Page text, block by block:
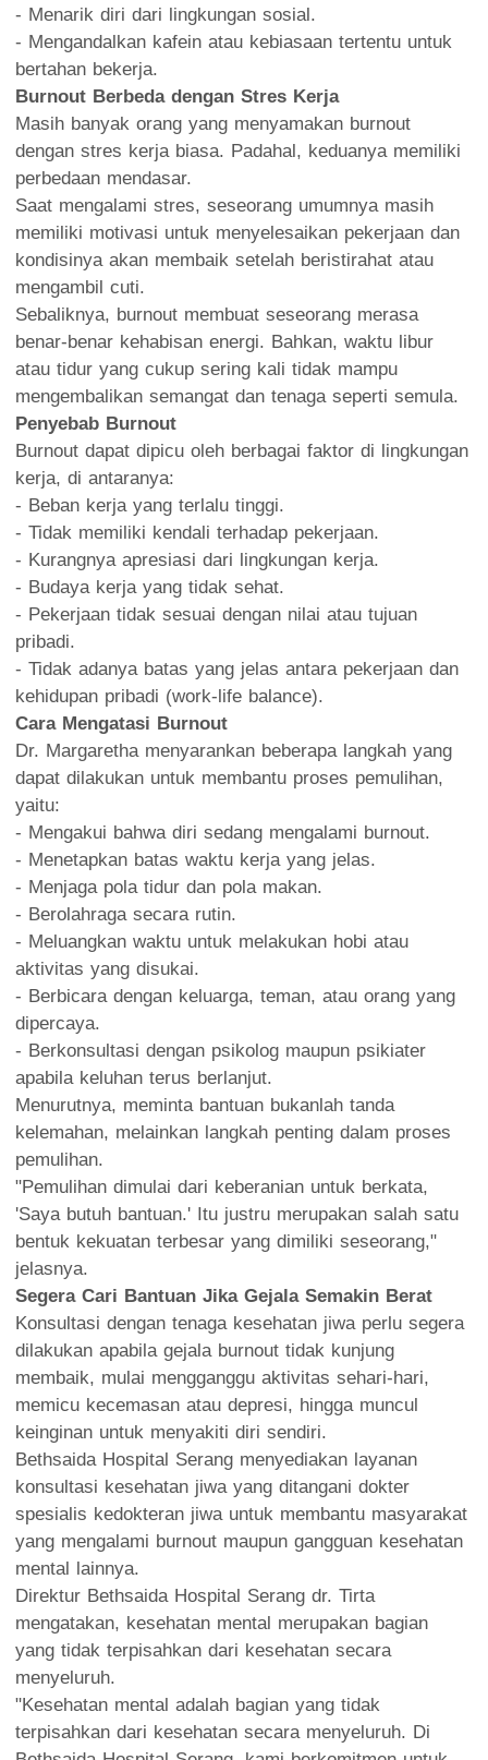
- Menarik diri dari lingkungan sosial.
- Mengandalkan kafein atau kebiasaan tertentu untuk
bertahan bekerja.
Burnout Berbeda dengan Stres Kerja
Masih banyak orang yang menyamakan burnout
dengan stres kerja biasa. Padahal, keduanya memiliki
perbedaan mendasar.
Saat mengalami stres, seseorang umumnya masih
memiliki motivasi untuk menyelesaikan pekerjaan dan
kondisinya akan membaik setelah beristirahat atau
mengambil cuti.
Sebaliknya, burnout membuat seseorang merasa
benar-benar kehabisan energi. Bahkan, waktu libur
atau tidur yang cukup sering kali tidak mampu
mengembalikan semangat dan tenaga seperti semula.
Penyebab Burnout
Burnout dapat dipicu oleh berbagai faktor di lingkungan
kerja, di antaranya:
- Beban kerja yang terlalu tinggi.
- Tidak memiliki kendali terhadap pekerjaan.
- Kurangnya apresiasi dari lingkungan kerja.
- Budaya kerja yang tidak sehat.
- Pekerjaan tidak sesuai dengan nilai atau tujuan
pribadi.
- Tidak adanya batas yang jelas antara pekerjaan dan
kehidupan pribadi (work-life balance).
Cara Mengatasi Burnout
Dr. Margaretha menyarankan beberapa langkah yang
dapat dilakukan untuk membantu proses pemulihan,
yaitu:
- Mengakui bahwa diri sedang mengalami burnout.
- Menetapkan batas waktu kerja yang jelas.
- Menjaga pola tidur dan pola makan.
- Berolahraga secara rutin.
- Meluangkan waktu untuk melakukan hobi atau
aktivitas yang disukai.
- Berbicara dengan keluarga, teman, atau orang yang
dipercaya.
- Berkonsultasi dengan psikolog maupun psikiater
apabila keluhan terus berlanjut.
Menurutnya, meminta bantuan bukanlah tanda
kelemahan, melainkan langkah penting dalam proses
pemulihan.
"Pemulihan dimulai dari keberanian untuk berkata,
'Saya butuh bantuan.' Itu justru merupakan salah satu
bentuk kekuatan terbesar yang dimiliki seseorang,"
jelasnya.
Segera Cari Bantuan Jika Gejala Semakin Berat
Konsultasi dengan tenaga kesehatan jiwa perlu segera
dilakukan apabila gejala burnout tidak kunjung
membaik, mulai mengganggu aktivitas sehari-hari,
memicu kecemasan atau depresi, hingga muncul
keinginan untuk menyakiti diri sendiri.
Bethsaida Hospital Serang menyediakan layanan
konsultasi kesehatan jiwa yang ditangani dokter
spesialis kedokteran jiwa untuk membantu masyarakat
yang mengalami burnout maupun gangguan kesehatan
mental lainnya.
Direktur Bethsaida Hospital Serang dr. Tirta
mengatakan, kesehatan mental merupakan bagian
yang tidak terpisahkan dari kesehatan secara
menyeluruh.
"Kesehatan mental adalah bagian yang tidak
terpisahkan dari kesehatan secara menyeluruh. Di